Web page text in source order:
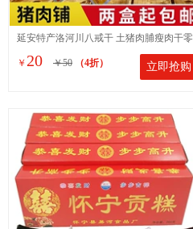
延安特产洛河川八戒干 土猪肉脯瘦肉干零
食 一盒12g*20袋开袋即食
￥ 20 ￥50 （4折） 立即抢购